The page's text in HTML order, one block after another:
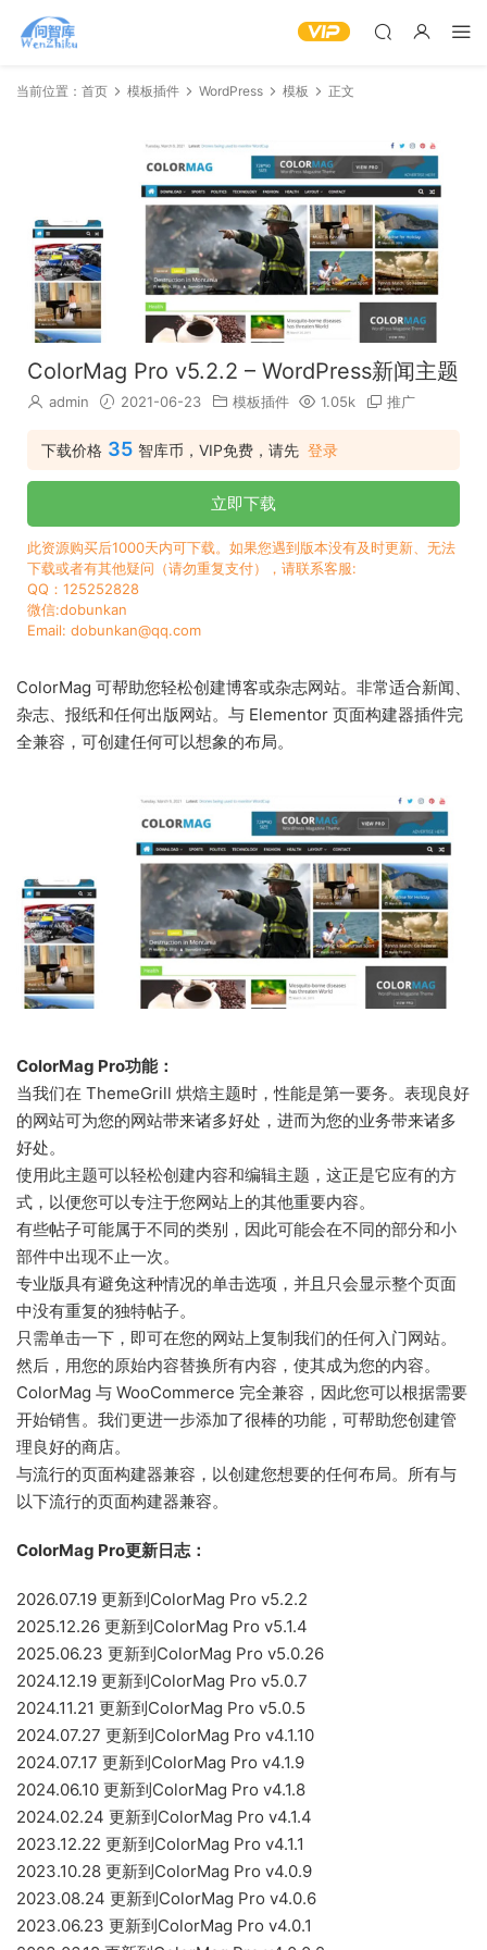
当前位置： 首页 模板插件 WordPress 模板 正文
ColorMag Pro v5.2.2 – WordPress新闻主题
admin 2021-06-23 模板插件 1.05k 推广
下载价格 35 智库币，VIP免费，请先 登录
立即下载
此资源购买后1000天内可下载。如果您遇到版本没有及时更新、无法
下载或者有其他疑问（请勿重复支付），请联系客服:
QQ：125252828
微信:dobunkan
Email: dobunkan@qq.com
ColorMag 可帮助您轻松创建博客或杂志网站。非常适合新闻、
杂志、报纸和任何出版网站。与 Elementor 页面构建器插件完
全兼容，可创建任何可以想象的布局。
ColorMag Pro功能：
当我们在 ThemeGrill 烘焙主题时，性能是第一要务。表现良好
的网站可为您的网站带来诸多好处，进而为您的业务带来诸多
好处。
使用此主题可以轻松创建内容和编辑主题，这正是它应有的方
式，以便您可以专注于您网站上的其他重要内容。
有些帖子可能属于不同的类别，因此可能会在不同的部分和小
部件中出现不止一次。
专业版具有避免这种情况的单击选项，并且只会显示整个页面
中没有重复的独特帖子。
只需单击一下，即可在您的网站上复制我们的任何入门网站。
然后，用您的原始内容替换所有内容，使其成为您的内容。
ColorMag 与 WooCommerce 完全兼容，因此您可以根据需要
开始销售。我们更进一步添加了很棒的功能，可帮助您创建管
理良好的商店。
与流行的页面构建器兼容，以创建您想要的任何布局。所有与
以下流行的页面构建器兼容。
ColorMag Pro更新日志：
2026.07.19 更新到ColorMag Pro v5.2.2
2025.12.26 更新到ColorMag Pro v5.1.4
2025.06.23 更新到ColorMag Pro v5.0.26
2024.12.19 更新到ColorMag Pro v5.0.7
2024.11.21 更新到ColorMag Pro v5.0.5
2024.07.27 更新到ColorMag Pro v4.1.10
2024.07.17 更新到ColorMag Pro v4.1.9
2024.06.10 更新到ColorMag Pro v4.1.8
2024.02.24 更新到ColorMag Pro v4.1.4
2023.12.22 更新到ColorMag Pro v4.1.1
2023.10.28 更新到ColorMag Pro v4.0.9
2023.08.24 更新到ColorMag Pro v4.0.6
2023.06.23 更新到ColorMag Pro v4.0.1